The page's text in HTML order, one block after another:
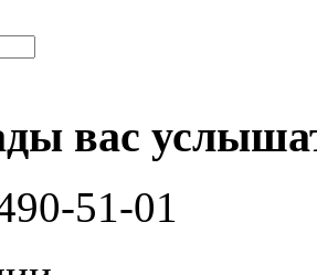
вас
51-01